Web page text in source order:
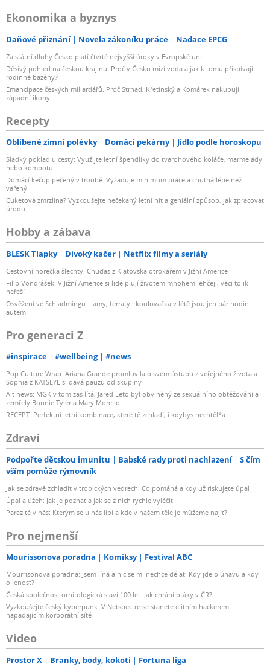
Ekonomika a byznys
Daňové přiznání Novela zákoníku práce Nadace EPCG
Za státní dluhy Česko platí čtvrté nejvyšší úroky v Evropské unii
Děsivý pohled na českou krajinu. Proč v Česku mizí voda a jak k tomu přispívají
rodinné bazény?
Emancipace českých miliardářů. Proč Strnad, Křetínský a Komárek nakupují
západní ikony
Recepty
Oblíbené zimní polévky Domácí pekárny Jídlo podle horoskopu
Sladký poklad u cesty: Využijte letní špendlíky do tvarohového koláče, marmelády
nebo kompotu
Domácí kečup pečený v troubě: Vyžaduje minimum práce a chutná lépe než
vařený
Cuketová zmrzlina? Vyzkoušejte nečekaný letní hit a geniální způsob, jak zpracovat
úrodu
Hobby a zábava
BLESK Tlapky Divoký kačer Netflix filmy a seriály
Cestovní horečka šlechty: Chuďas z Klatovska otrokářem v Jižní Americe
Filip Vondrášek: V Jižní Americe si lidé plují životem mnohem lehčeji, věci tolik
neřeší
Osvěžení ve Schladmingu: Lamy, ferraty i koulovačka v létě jsou jen pár hodin
autem
Pro generaci Z
#inspirace #wellbeing #news
Pop Culture Wrap: Ariana Grande promluvila o svém ústupu z veřejného života a
Sophia z KATSEYE si dává pauzu od skupiny
Alt news: MGK v tom zas lítá, Jared Leto byl obviněný ze sexuálního obtěžování a
zemřely Bonnie Tyler a Mary Morello
RECEPT: Perfektní letní kombinace, které tě zchladí, i kdybys nechtěl*a
Zdraví
Podpořte dětskou imunitu Babské rady proti nachlazení
S čím
vším pomůže rýmovník
Jak se zdravě zchladit v tropických vedrech: Co pomáhá a kdy už riskujete úpal
Úpal a úžeh: Jak je poznat a jak se z nich rychle vyléčit
Parazité v nás: Kterým se u nás líbí a kde v našem těle je můžeme najít?
Pro nejmenší
Mourissonova poradna Komiksy Festival ABC
Mourrisonova poradna: Jsem líná a nic se mi nechce dělat: Kdy jde o únavu a kdy
o lenost?
Česká společnost ornitologická slaví 100 let: Jak chrání ptáky v ČR?
Vyzkoušejte český kyberpunk. V Netspectre se stanete elitním hackerem
napadajícím korporátní sítě
Video
Prostor X Branky, body, kokoti Fortuna liga